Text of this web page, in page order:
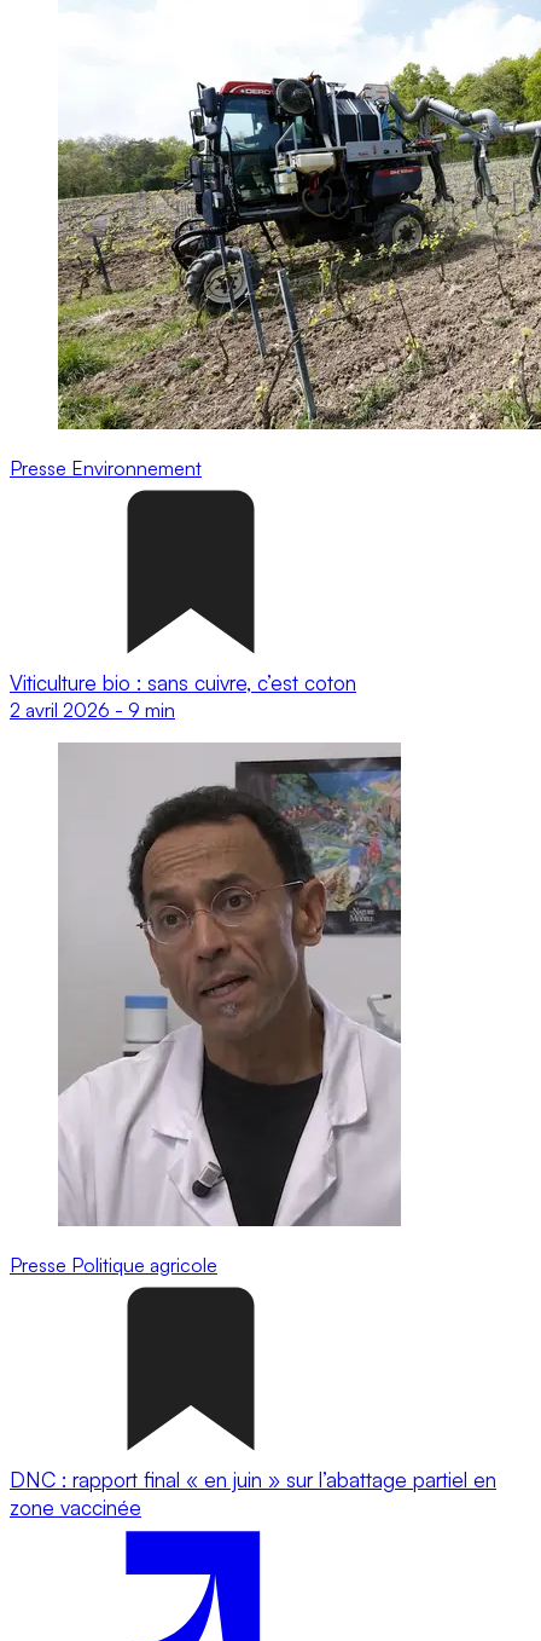
Presse Environnement
Viticulture bio : sans cuivre, c’est coton
2 avril 2026 - 9 min
Presse Politique agricole
DNC : rapport final « en juin » sur l’abattage partiel en
zone vaccinée